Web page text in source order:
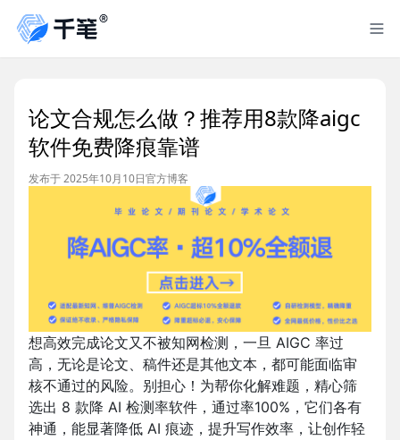
论文合规怎么做？推荐用8款降aigc
软件免费降痕靠谱
发布于 2025年10月10日官方博客
想高效完成论文又不被知网检测，一旦 AIGC 率过
高，无论是论文、稿件还是其他文本，都可能面临审
核不通过的风险。别担心！为帮你化解难题，精心筛
选出 8 款降 AI 检测率软件，通过率100%，它们各有
神通，能显著降低 AI 痕迹，提升写作效率，让创作轻